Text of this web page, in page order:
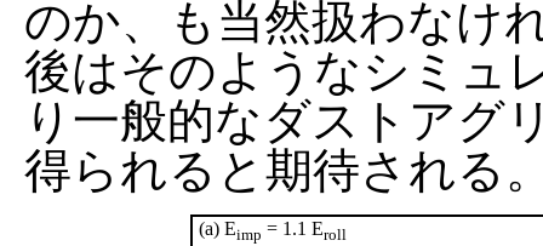
のか、も当然扱わなけ
後はそのようなシミュ
り一般的なダストアグ
得られると期待される
(a) Eimp = 1.1 Eroll